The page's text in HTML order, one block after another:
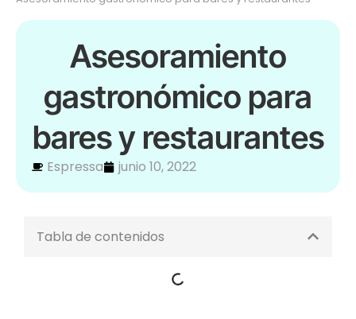
Asesoramiento
gastronómico para
bares y restaurantes
Espressa junio 10, 2022
Tabla de contenidos